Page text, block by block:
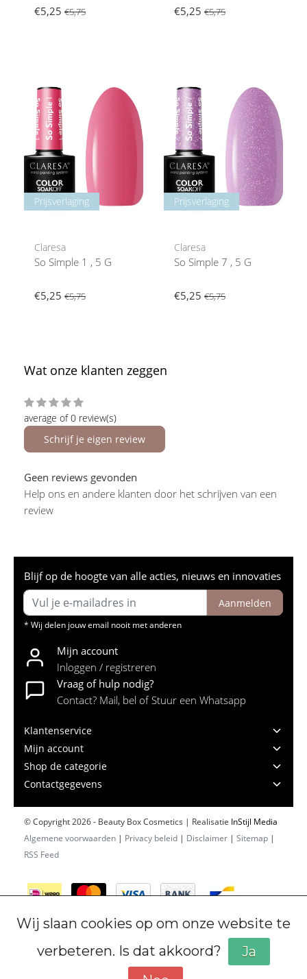
€5,25 €5,75
€5,25 €5,75
Prijsverlaging
Claresa
So Simple 1 , 5 G
€5,25 €5,75
Prijsverlaging
Claresa
So Simple 7 , 5 G
€5,25 €5,75
Wat onze klanten zeggen
average of 0 review(s)
Schrijf je eigen review
Geen reviews gevonden
Help ons en andere klanten door het schrijven van een
review
Blijf op de hoogte van alle acties, nieuws en innovaties
Aanmelden
* Wij delen jouw email nooit met anderen
Mijn account
Inloggen / registreren
Vraag of hulp nodig?
Contact? Mail, bel of Stuur een Whatsapp
Klantenservice
Mijn account
Shop de categorie
Contactgegevens
© Copyright 2026 - Beauty Box Cosmetics | Realisatie InStijl Media
Algemene voorwaarden | Privacy beleid | Disclaimer | Sitemap |
RSS Feed
Wij slaan cookies op om onze website te
verbeteren. Is dat akkoord?
Ja